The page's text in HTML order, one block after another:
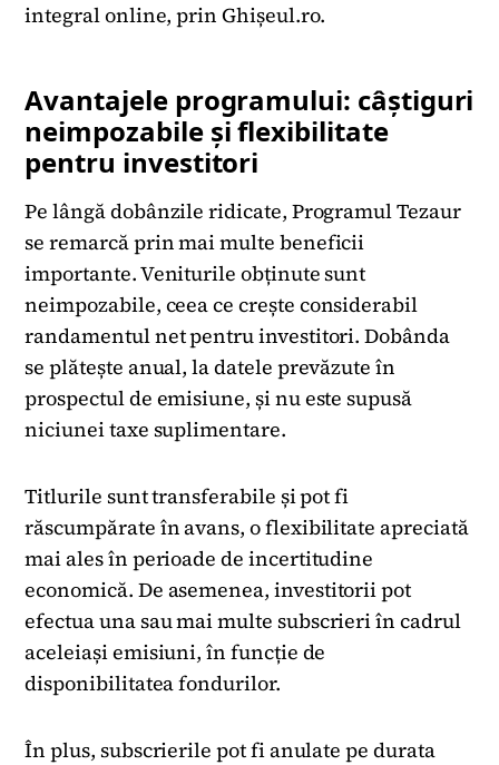
integral online, prin Ghișeul.ro.
Avantajele programului: câștiguri
neimpozabile și flexibilitate
pentru investitori
Pe lângă dobânzile ridicate, Programul Tezaur
se remarcă prin mai multe beneficii
importante. Veniturile obținute sunt
neimpozabile, ceea ce crește considerabil
randamentul net pentru investitori. Dobânda
se plătește anual, la datele prevăzute în
prospectul de emisiune, și nu este supusă
niciunei taxe suplimentare.
Titlurile sunt transferabile și pot fi
răscumpărate în avans, o flexibilitate apreciată
mai ales în perioade de incertitudine
economică. De asemenea, investitorii pot
efectua una sau mai multe subscrieri în cadrul
aceleiași emisiuni, în funcție de
disponibilitatea fondurilor.
În plus, subscrierile pot fi anulate pe durata